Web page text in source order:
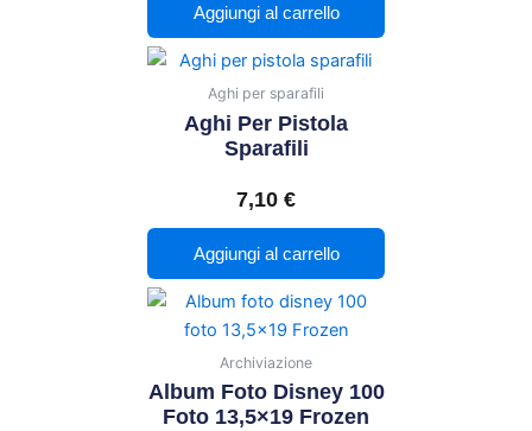
Aggiungi al carrello
Aghi per sparafili
Aghi Per Pistola
Sparafili
7,10 €
Aggiungi al carrello
Archiviazione
Album Foto Disney 100
Foto 13,5×19 Frozen